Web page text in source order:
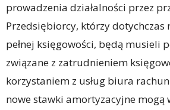
prowadzenia działalności przez
Przedsiębiorcy, którzy
pełnej księgowości, będą musieli
związane z zatrudnieniem
korzystaniem z usług biura
nowe stawki amortyzacyjne mogą